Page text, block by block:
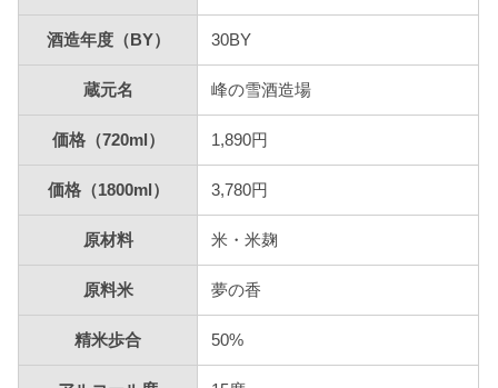
酒造年度（BY） 30BY
蔵元名 峰の雪酒造場
価格（720ml） 1,890円
価格（1800ml） 3,780円
原材料 米・米麹
原料米 夢の香
精米歩合 50%